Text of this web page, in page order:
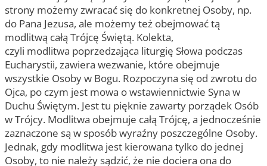
strony możemy zwracać się do konkretnej Osoby, np.
do Pana Jezusa, ale możemy też obejmować tą
modlitwą całą Trójcę Świętą. Kolekta,
czyli modlitwa poprzedzająca liturgię Słowa podczas
Eucharystii, zawiera wezwanie, które obejmuje
wszystkie Osoby w Bogu. Rozpoczyna się od zwrotu do
Ojca, po czym jest mowa o wstawiennictwie Syna w
Duchu Świętym. Jest tu pięknie zawarty porządek Osób
w Trójcy. Modlitwa obejmuje całą Trójcę, a jednocześnie
zaznaczone są w sposób wyraźny poszczególne Osoby.
Jednak, gdy modlitwa jest kierowana tylko do jednej
Osoby, to nie należy sądzić, że nie dociera ona do